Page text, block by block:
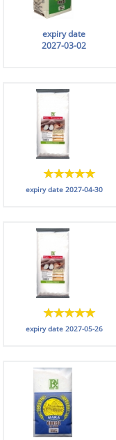
expiry date
2027-03-02
expiry date 2027-04-30
expiry date 2027-05-26